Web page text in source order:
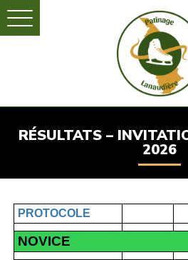
RÉSULTATS –
2026
PROTOCOLE
NOVICE